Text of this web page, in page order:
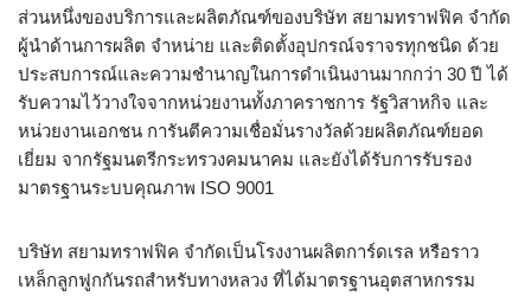
ส่วนหนึ่งของบริการและผลิตภัณฑ์ของบริษัท สยามทราฟฟิค จำกัด
ผู้นำด้านการผลิต จำหน่าย และติดตั้งอุปกรณ์จราจรทุกชนิด ด้วย
ประสบการณ์และความชำนาญในการดำเนินงานมากกว่า 30 ปี ได้
รับความไว้วางใจจากหน่วยงานทั้งภาคราชการ รัฐวิสาหกิจ และ
หน่วยงานเอกชน การันตีความเชื่อมั่นรางวัลด้วยผลิตภัณฑ์ยอด
เยี่ยม จากรัฐมนตรีกระทรวงคมนาคม และยังได้รับการรับรอง
มาตรฐานระบบคุณภาพ ISO 9001
บริษัท สยามทราฟฟิค จำกัดเป็นโรงงานผลิตการ์ดเรล หรือราว
เหล็กลูกฟูกกันรถสําหรับทางหลวง ที่ได้มาตรฐานอุตสาหกรรม